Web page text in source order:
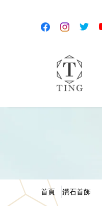
首頁 鑽石首飾